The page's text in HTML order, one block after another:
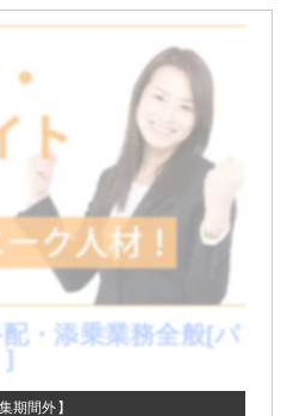
・添乗業務全般[パ
]
期間外】